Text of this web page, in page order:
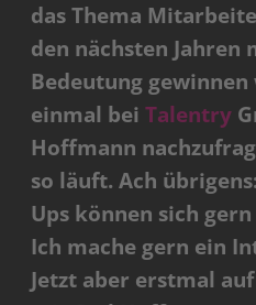
das Thema
den nächsten Jahren
Bedeutung
einmal beiTalentry
Hoffmann
so läuft. Ach
Ups können sich
Ich mache gern ein
Jetzt aber erstmal